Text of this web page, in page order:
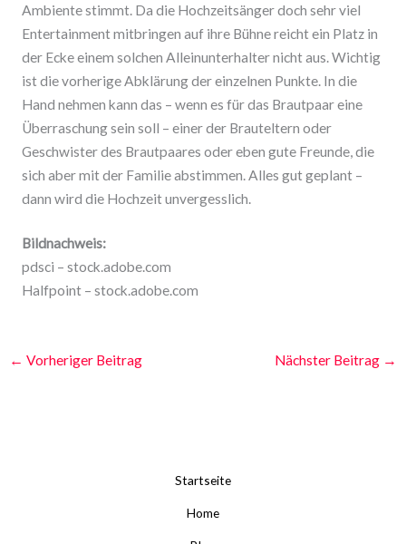
Ambiente stimmt. Da die Hochzeitsänger doch sehr viel
Entertainment mitbringen auf ihre Bühne reicht ein Platz in
der Ecke einem solchen Alleinunterhalter nicht aus. Wichtig
ist die vorherige Abklärung der einzelnen Punkte. In die
Hand nehmen kann das – wenn es für das Brautpaar eine
Überraschung sein soll – einer der Brauteltern oder
Geschwister des Brautpaares oder eben gute Freunde, die
sich aber mit der Familie abstimmen. Alles gut geplant –
dann wird die Hochzeit unvergesslich.
Bildnachweis:
pdsci – stock.adobe.com
Halfpoint – stock.adobe.com
← Vorheriger Beitrag Nächster Beitrag →
Startseite
Home